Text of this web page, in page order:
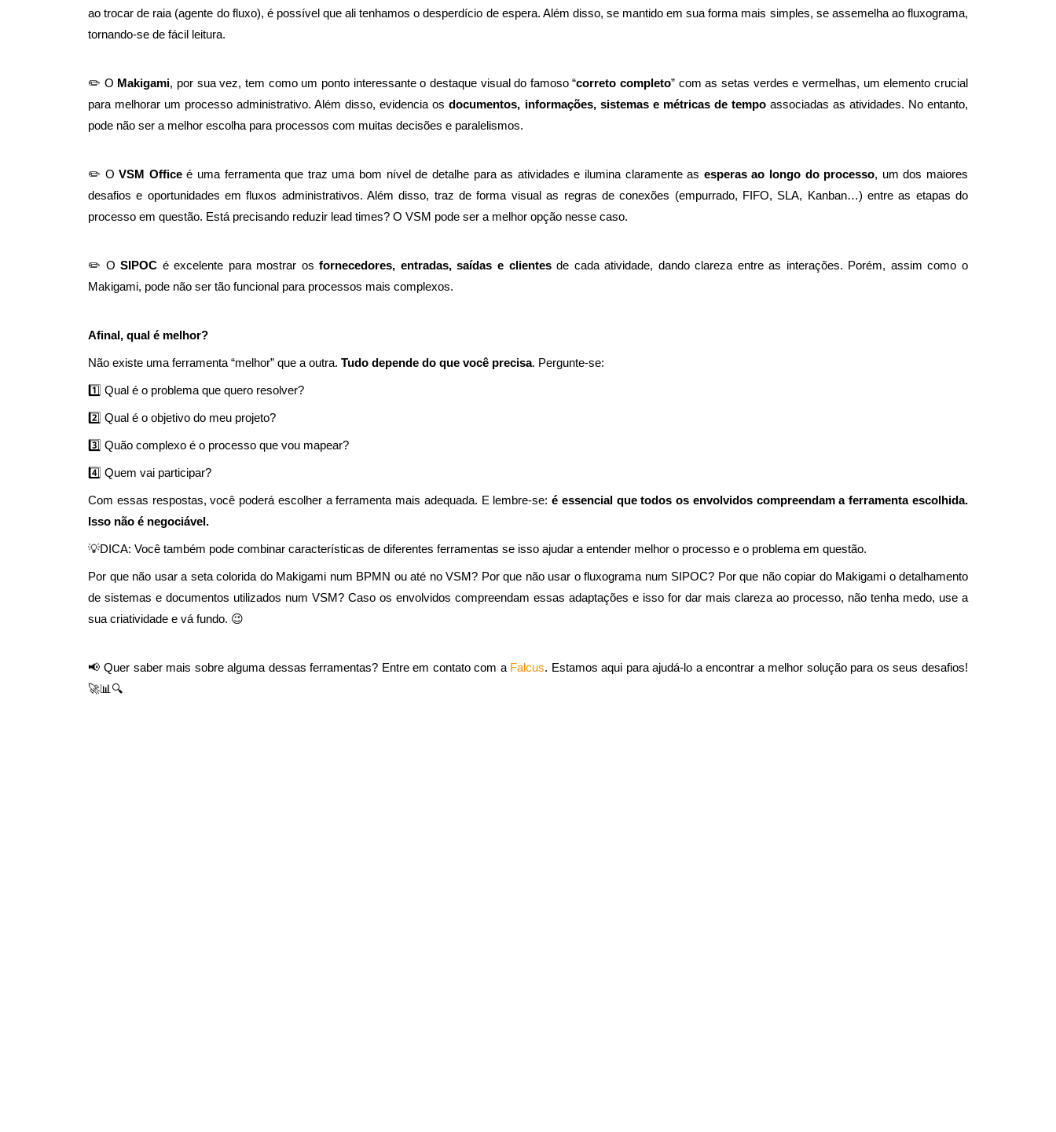
ao trocar de raia (agente do fluxo), é possível que ali tenhamos o desperdício de espera. Além disso, se mantido em sua forma mais simples, se assemelha ao fluxograma,
tornando-se de fácil leitura.
✏️ O Makigami, por sua vez, tem como um ponto interessante o destaque visual do famoso “correto completo” com as setas verdes e vermelhas, um elemento crucial
para melhorar um processo administrativo. Além disso, evidencia osdocumentos, informações, sistemas e métricas de tempoassociadas as atividades. No entanto,
pode não ser a melhor escolha para processos com muitas decisões e paralelismos.
✏️ OVSM Officeé uma ferramenta que traz uma bom nível de detalhe para as atividades e ilumina claramente as esperas ao longo do processo, um dos maiores
desafios e oportunidades em fluxos administrativos. Além disso, traz de forma visual as regras de conexões (empurrado, FIFO, SLA, Kanban…) entre as etapas do
processo em questão. Está precisando reduzir lead times? O VSM pode ser a melhor opção nesse caso.
✏️ OSIPOC é excelente para mostrar osfornecedores, entradas, saídas e clientesde cada atividade, dando clareza entre as interações. Porém, assim como o
Makigami, pode não ser tão funcional para processos mais complexos.
Afinal, qual é melhor?
Não existe uma ferramenta “melhor” que a outra. Tudo depende do que você precisa. Pergunte-se:
1️⃣ Qual é o problema que quero resolver?
2️⃣ Qual é o objetivo do meu projeto?
3️⃣ Quão complexo é o processo que vou mapear?
4️⃣ Quem vai participar?
Com essas respostas, você poderá escolher a ferramenta mais adequada. E lembre-se:é essencial que todos os envolvidos compreendam a ferramenta escolhida.
Isso não é negociável.
💡DICA: Você também pode combinar características de diferentes ferramentas se isso ajudar a entender melhor o processo e o problema em questão.
Por que não usar a seta colorida do Makigami num BPMN ou até no VSM? Por que não usar o fluxograma num SIPOC? Por que não copiar do Makigami o detalhamento
de sistemas e documentos utilizados num VSM? Caso os envolvidos compreendam essas adaptações e isso for dar mais clareza ao processo, não tenha medo, use a
sua criatividade e vá fundo. 😉
📢 Quer saber mais sobre alguma dessas ferramentas? Entre em contato com a Falcus. Estamos aqui para ajudá-lo a encontrar a melhor solução para os seus desafios!
🚀📊🔍